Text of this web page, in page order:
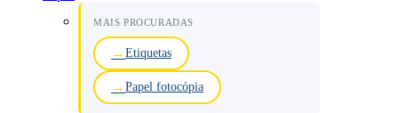
MAIS PROCURADAS
Etiquetas
Papel fotocópia